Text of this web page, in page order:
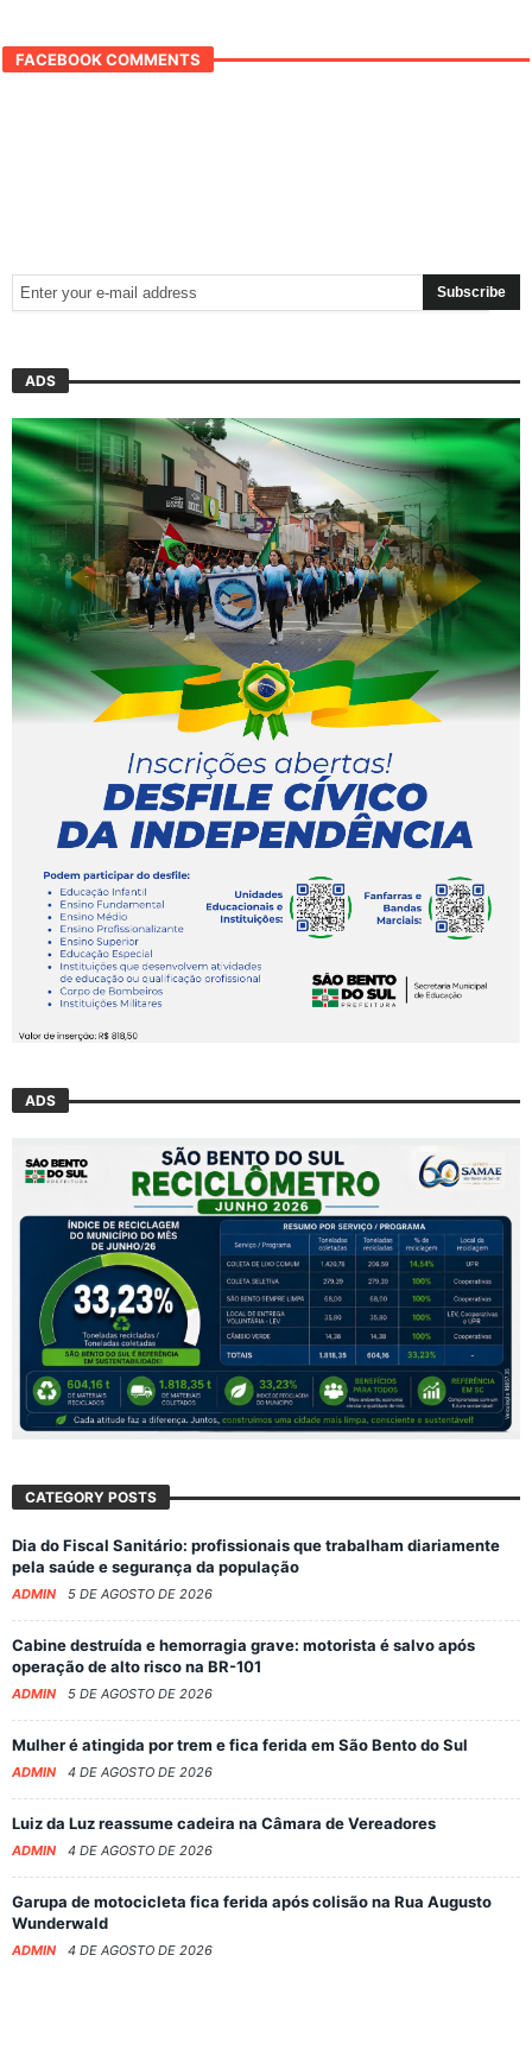
FACEBOOK COMMENTS
ADS
ADS
CATEGORY POSTS
Dia do Fiscal Sanitário: profissionais que trabalham diariamente
pela saúde e segurança da população
ADMIN 5 DE AGOSTO DE 2026
Cabine destruída e hemorragia grave: motorista é salvo após
operação de alto risco na BR-101
ADMIN 5 DE AGOSTO DE 2026
Mulher é atingida por trem e fica ferida em São Bento do Sul
ADMIN 4 DE AGOSTO DE 2026
Luiz da Luz reassume cadeira na Câmara de Vereadores
ADMIN 4 DE AGOSTO DE 2026
Garupa de motocicleta fica ferida após colisão na Rua Augusto
Wunderwald
ADMIN 4 DE AGOSTO DE 2026